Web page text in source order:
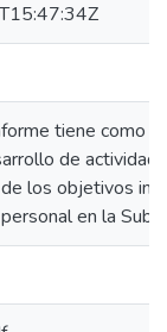
tiene como
de
los objetivos
en la